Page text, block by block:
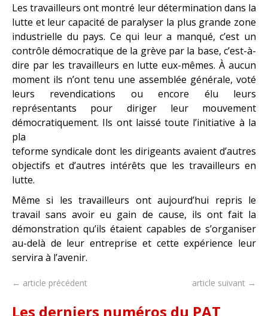
Les travailleurs ont montré leur détermination dans la
lutte et leur capacité de paralyser la plus grande zone
industrielle du pays. Ce qui leur a manqué, c’est un
contrôle démocratique de la grève par la base, c’est-à-
dire par les travailleurs en lutte eux-mêmes. À aucun
moment ils n’ont tenu une assemblée générale, voté
leurs revendications ou encore élu leurs
représentants pour diriger leur mouvement
démocratiquement. Ils ont laissé toute l’initiative à la
pla
teforme syndicale dont les dirigeants avaient d’autres
objectifs et d’autres intérêts que les travailleurs en
lutte.
Même si les travailleurs ont aujourd’hui repris le
travail sans avoir eu gain de cause, ils ont fait la
démonstration qu’ils étaient capables de s’organiser
au-delà de leur entreprise et cette expérience leur
servira à l’avenir.
← article précédent article suivant →
Les derniers numéros du PAT